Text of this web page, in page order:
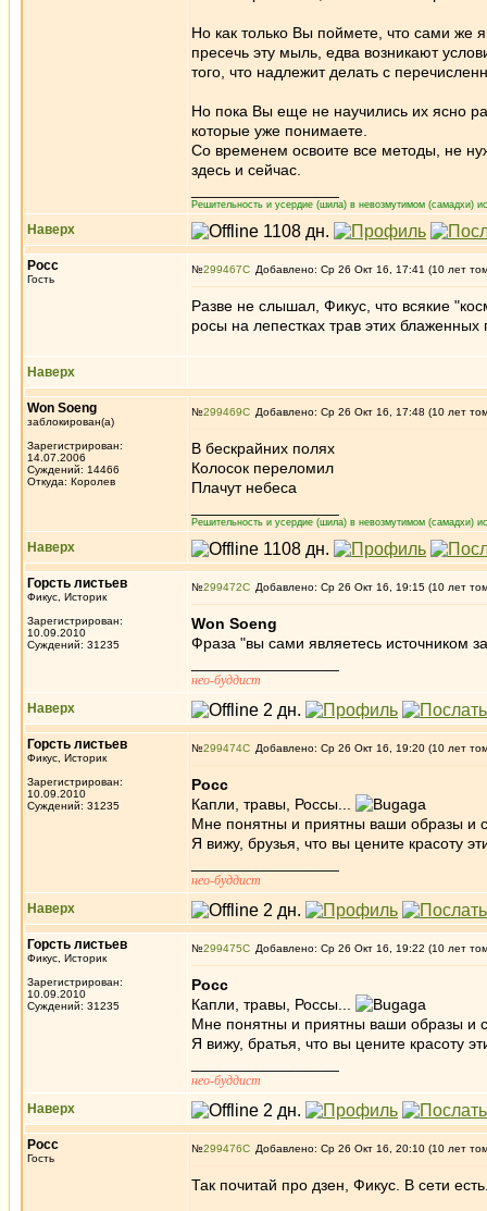
Но как только Вы поймете, что сами же
пресечь эту мыль, едва возникают
того, что надлежит делать с
Но пока Вы еще не научились их ясно
которые уже понимаете.
Со временем освоите все методы, не
здесь и сейчас.
Решительность и усердие (шила) в невозмутимом (самадхи)
Наверх
Росс
Гость
№299467 Добавлено: Ср 26 Окт 16, 17:41 (10 лет
Разве не слышал, Фикус, что всякие
росы на лепестках трав этих
Наверх
Won Soeng
заблокирован(а)
Зарегистрирован:
14.07.2006
Суждений: 14466
Откуда: Королев
№299469 Добавлено: Ср 26 Окт 16, 17:48 (10 лет
В бескрайних полях
Колосок переломил
Плачут небеса
Решительность и усердие (шила) в невозмутимом (самадхи)
Наверх
Горсть листьев
Фикус, Историк
Зарегистрирован:
10.09.2010
Суждений: 31235
№299472 Добавлено: Ср 26 Окт 16, 19:15 (10 лет
Won Soeng
Фраза "вы сами являетесь источником
нео-буддист
Наверх
Горсть листьев
Фикус, Историк
Зарегистрирован:
10.09.2010
Суждений: 31235
№299474 Добавлено: Ср 26 Окт 16, 19:20 (10 лет
Росс
Капли, травы, Россы...
Мне понятны и приятны ваши образы и
Я вижу, брузья, что вы цените красоту
нео-буддист
Наверх
Горсть листьев
Фикус, Историк
Зарегистрирован:
10.09.2010
Суждений: 31235
№299475 Добавлено: Ср 26 Окт 16, 19:22 (10 лет
Росс
Капли, травы, Россы...
Мне понятны и приятны ваши образы и
Я вижу, братья, что вы цените красоту
нео-буддист
Наверх
Росс
Гость
№299476 Добавлено: Ср 26 Окт 16, 20:10 (10 лет
Так почитай про дзен, Фикус. В сети